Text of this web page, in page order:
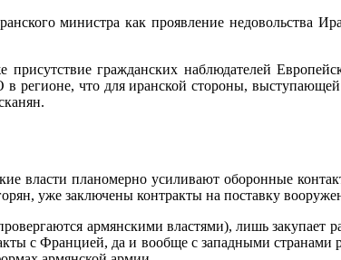
министра как проявление недовольства
гражданских наблюдателей
регионе, что для иранской стороны,
власти планомерно усиливают оборонные
уже заключены контракты на поставку
армянскими властями), лишь закупает
с Францией, да и вообще с западными странами